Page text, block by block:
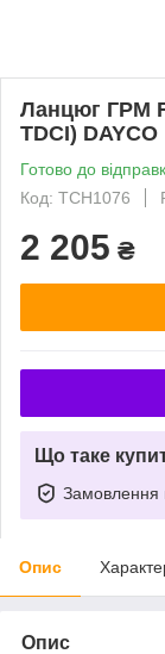
Ланцюг ГРМ
TDCI) DAYCO
Готово до
Код: TCH1076
2 205 ₴
Що таке
Замовлення
Опис
Опис